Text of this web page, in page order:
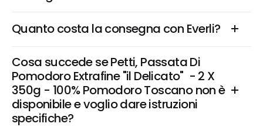
Quanto costa la consegna con Everli?
Cosa succede se Petti, Passata Di
Pomodoro Extrafine "il Delicato"  - 2 X
350g - 100% Pomodoro Toscano non è
disponibile e voglio dare istruzioni
specifiche?